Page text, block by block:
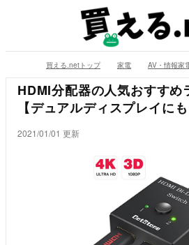
買える.netトップ 家電 AV・情報家
HDMI分配器の人気おすすめ
【デュアルディスプレイにも
2021/01/01 更新